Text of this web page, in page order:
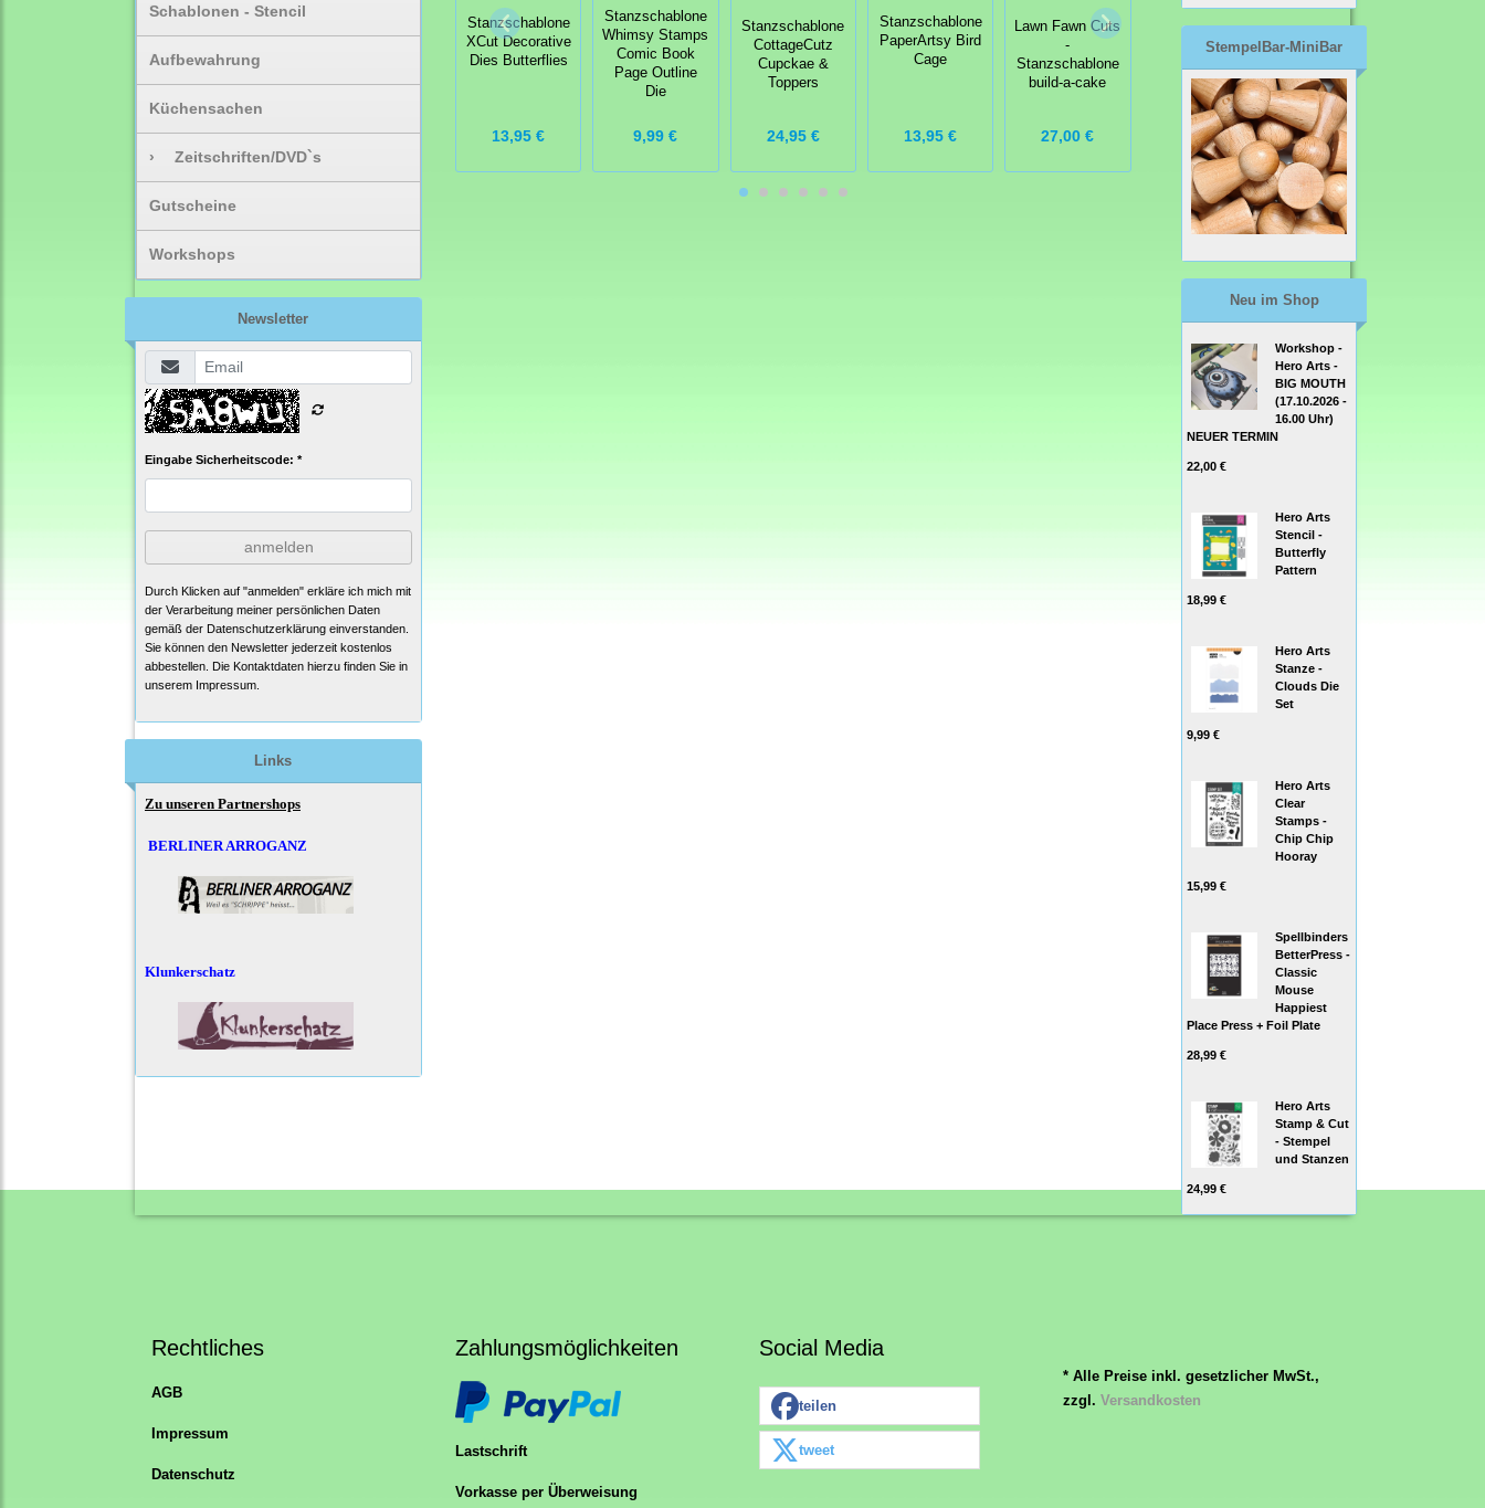
Schablonen - Stencil
Aufbewahrung
Küchensachen
› Zeitschriften/DVD`s
Gutscheine
Workshops
Newsletter
Eingabe Sicherheitscode: *
anmelden
Durch Klicken auf "anmelden" erkläre ich mich mit
der Verarbeitung meiner persönlichen Daten
gemäß der Datenschutzerklärung einverstanden.
Sie können den Newsletter jederzeit kostenlos
abbestellen. Die Kontaktdaten hierzu finden Sie in
unserem Impressum.
Links
Zu unseren Partnershops
BERLINER ARROGANZ
Klunkerschatz
Stanzschablone
XCut Decorative
Dies Butterflies
13,95 €
Stanzschablone
Whimsy Stamps
Comic Book
Page Outline
Die
9,99 €
Stanzschablone
CottageCutz
Cupckae &
Toppers
24,95 €
Stanzschablone
PaperArtsy Bird
Cage
13,95 €
Lawn Fawn Cuts
-
Stanzschablone
build-a-cake
27,00 € 8,95 €7,16 €
Creatables
Winter Wishes
12,95 €
StempelBar-MiniBar
Neu im Shop
Workshop -
Hero Arts -
BIG MOUTH
(17.10.2026 -
16.00 Uhr)
NEUER TERMIN
22,00 €
Hero Arts
Stencil -
Butterfly
Pattern
18,99 €
Hero Arts
Stanze -
Clouds Die
Set
9,99 €
Hero Arts
Clear
Stamps -
Chip Chip
Hooray
15,99 €
Spellbinders
BetterPress -
Classic
Mouse
Happiest
Place Press + Foil Plate
28,99 €
Hero Arts
Stamp & Cut
- Stempel
und Stanzen
24,99 €
Rechtliches
AGB
Impressum
Datenschutz
Zahlungsmöglichkeiten
Lastschrift
Vorkasse per Überweisung
Social Media
teilen
tweet
* Alle Preise inkl. gesetzlicher MwSt.,
zzgl. Versandkosten